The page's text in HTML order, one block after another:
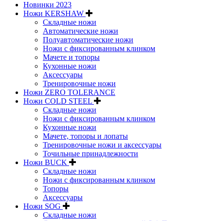
Новинки 2023
Ножи KERSHAW
Складные ножи
Автоматические ножи
Полуавтоматические ножи
Ножи с фиксированным клинком
Мачете и топоры
Кухонные ножи
Аксессуары
Тренировочные ножи
Ножи ZERO TOLERANCE
Ножи COLD STEEL
Складные ножи
Ножи с фиксированным клинком
Кухонные ножи
Мачете, топоры и лопаты
Тренировочные ножи и аксессуары
Точильные принадлежности
Ножи BUCK
Складные ножи
Ножи с фиксированным клинком
Топоры
Аксессуары
Ножи SOG
Складные ножи